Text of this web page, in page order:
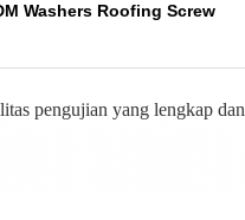
Washers Roofing Screw
pengujian yang lengkap dan